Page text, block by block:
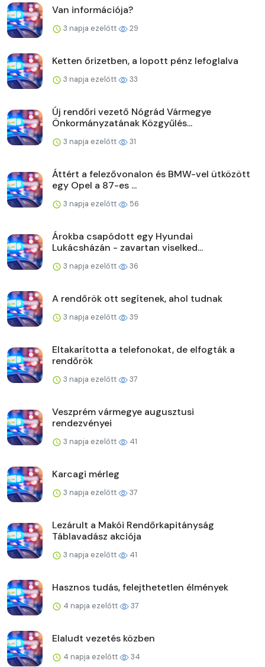
Van információja?
3 napja ezelőtt 29
Ketten őrizetben, a lopott pénz lefoglalva
3 napja ezelőtt 33
Új rendőri vezető Nógrád Vármegye
Önkormányzatának Közgyűlés...
3 napja ezelőtt 31
Áttért a felezővonalon és BMW-vel ütközött
egy Opel a 87-es ...
3 napja ezelőtt 56
Árokba csapódott egy Hyundai
Lukácsházán - zavartan viselked...
3 napja ezelőtt 36
A rendőrök ott segítenek, ahol tudnak
3 napja ezelőtt 39
Eltakarította a telefonokat, de elfogták a
rendőrök
3 napja ezelőtt 37
Veszprém vármegye augusztusi
rendezvényei
3 napja ezelőtt 41
Karcagi mérleg
3 napja ezelőtt 37
Lezárult a Makói Rendőrkapitányság
Táblavadász akciója
3 napja ezelőtt 41
Hasznos tudás, felejthetetlen élmények
4 napja ezelőtt 37
Elaludt vezetés közben
4 napja ezelőtt 34